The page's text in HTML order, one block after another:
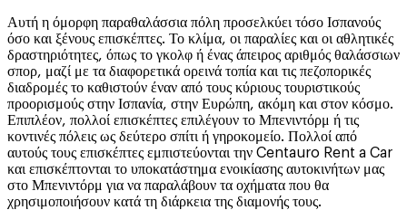
Αυτή η όμορφη παραθαλάσσια πόλη προσελκύει τόσο Ισπανούς
όσο και ξένους επισκέπτες. Το κλίμα, οι παραλίες και οι αθλητικές
δραστηριότητες, όπως το γκολφ ή ένας άπειρος αριθμός θαλάσσιων
σπορ, μαζί με τα διαφορετικά ορεινά τοπία και τις πεζοπορικές
διαδρομές το καθιστούν έναν από τους κύριους τουριστικούς
προορισμούς στην Ισπανία, στην Ευρώπη, ακόμη και στον κόσμο.
Επιπλέον, πολλοί επισκέπτες επιλέγουν το Μπενιντόρμ ή τις
κοντινές πόλεις ως δεύτερο σπίτι ή γηροκομείο. Πολλοί από
αυτούς τους επισκέπτες εμπιστεύονται την Centauro Rent a Car
και επισκέπτονται το υποκατάστημα ενοικίασης αυτοκινήτων μας
στο Μπενιντόρμ για να παραλάβουν τα οχήματα που θα
χρησιμοποιήσουν κατά τη διάρκεια της διαμονής τους.